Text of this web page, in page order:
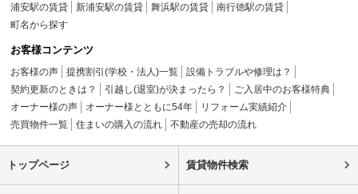
浦安駅の賃貸 新浦安駅の賃貸 舞浜駅の賃貸
南行徳駅の賃貸
町名から探す
お客様コンテンツ
お客様の声 提携割引(学校・法人)一覧
設備トラブルや修理は？
契約更新のときは？
引越し(退室)が決まったら？
ご入居中のお客様特典
オーナー様の声
オーナー様とともに54年
リフォーム実績紹介
売買物件一覧
住まいの購入の流れ 不動産の売却の流れ
トップページ 賃貸物件検索